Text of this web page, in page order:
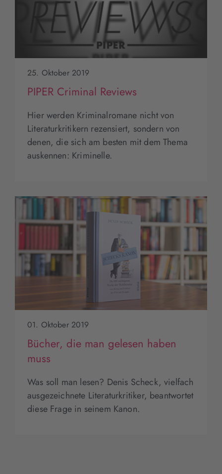
25. Oktober 2019
PIPER Criminal Reviews
Hier werden Kriminalromane nicht von
Literaturkritikern rezensiert, sondern von
denen, die sich am besten mit dem Thema
auskennen: Kriminelle.
01. Oktober 2019
Bücher, die man gelesen haben
muss
Was soll man lesen? Denis Scheck, vielfach
ausgezeichnete Literaturkritiker, beantwortet
diese Frage in seinem Kanon.